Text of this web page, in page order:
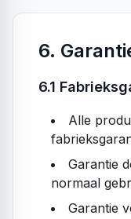
6.
6.1
Alle
Garantie
normaal
Garantie